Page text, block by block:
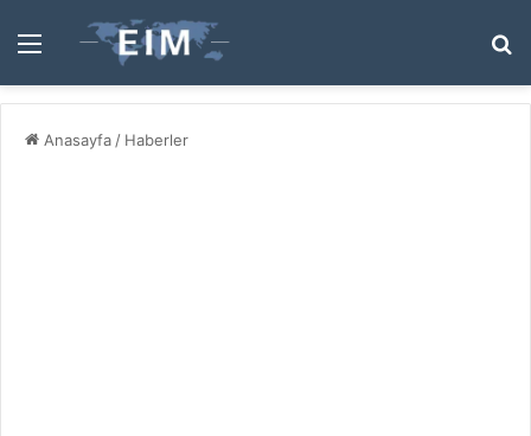
Menü
...
Anasayfa / Haberler